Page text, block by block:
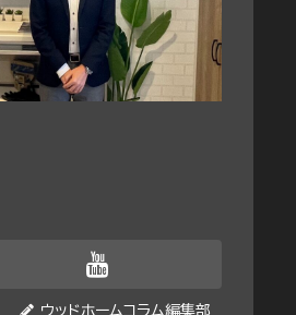
ウッドホームコラム編集部